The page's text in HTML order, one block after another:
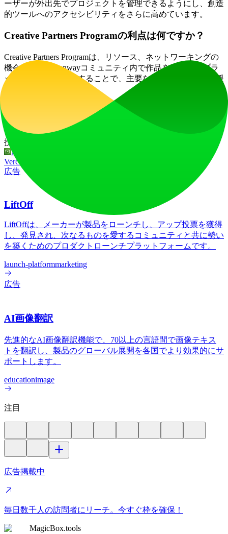
ーザーが外出先でプロジェクトを管理できるようにし、創造
的ツールへのアクセシビリティをさらに高めています。
Creative Partners Programの利点は何ですか？
Creative Partners Programは、リソース、ネットワーキングの
機会、そしてRunwayコミュニティ内で作品を発表するプラ
ットフォームを提供することで、主要なクリエイターを支援
ウェブサイトトラフィック
3%
7.7M/mo
技術スタック
Amazon S3
Vercel
広告
LiftOff
LiftOffは、メーカーが製品をローンチし、アップ投票を獲得
し、発見され、次なるものを愛するコミュニティと共に勢い
を築くためのプロダクトローンチプラットフォームです。
launch-platformmarketing
広告
AI画像翻訳
先進的なAI画像翻訳機能で、70以上の言語間で画像テキス
トを翻訳し、製品のグローバル展開を各国でより効果的にサ
ポートします。
educationimage
注目
広告掲載中
毎日数千人の訪問者にリーチ。今すぐ枠を確保！
MagicBox.tools